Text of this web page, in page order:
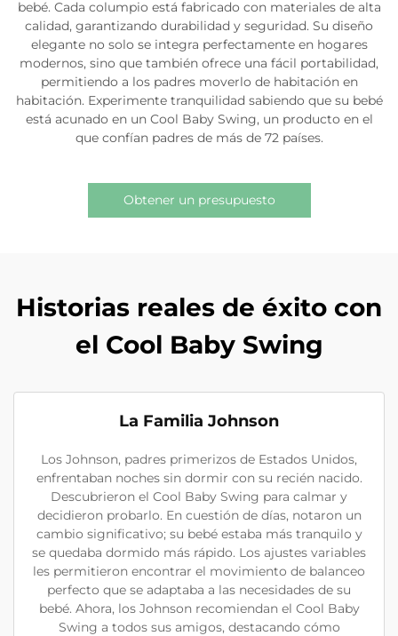
bebé. Cada columpio está fabricado con materiales de alta
calidad, garantizando durabilidad y seguridad. Su diseño
elegante no solo se integra perfectamente en hogares
modernos, sino que también ofrece una fácil portabilidad,
permitiendo a los padres moverlo de habitación en
habitación. Experimente tranquilidad sabiendo que su bebé
está acunado en un Cool Baby Swing, un producto en el
que confían padres de más de 72 países.
Obtener un presupuesto
Historias reales de éxito con
el Cool Baby Swing
La Familia Johnson
Los Johnson, padres primerizos de Estados Unidos,
enfrentaban noches sin dormir con su recién nacido.
Descubrieron el Cool Baby Swing para calmar y
decidieron probarlo. En cuestión de días, notaron un
cambio significativo; su bebé estaba más tranquilo y
se quedaba dormido más rápido. Los ajustes variables
les permitieron encontrar el movimiento de balanceo
perfecto que se adaptaba a las necesidades de su
bebé. Ahora, los Johnson recomiendan el Cool Baby
Swing a todos sus amigos, destacando cómo